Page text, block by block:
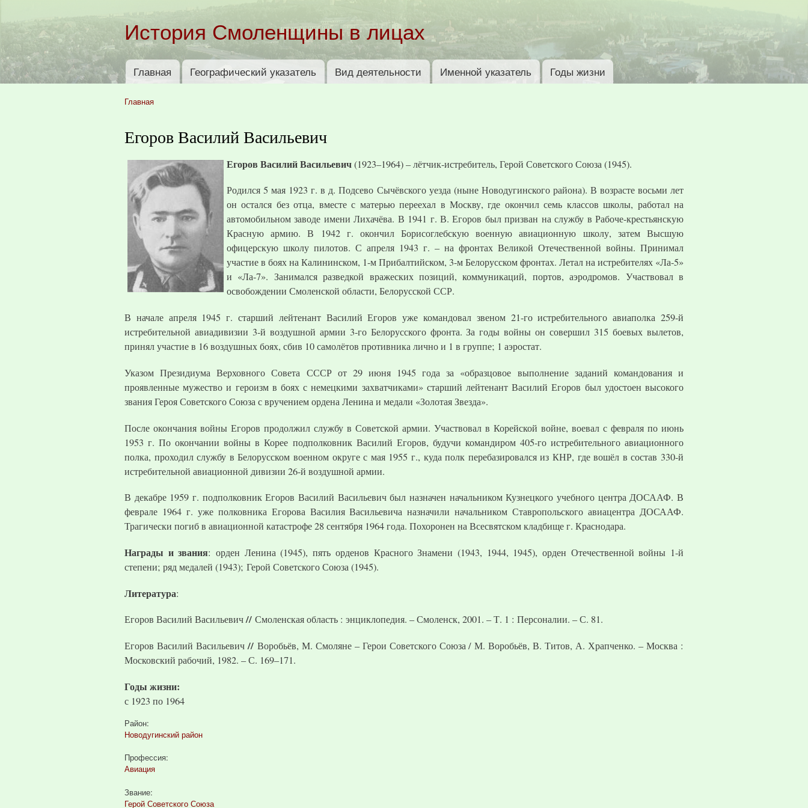
основному
содержанию
История Смоленщины в лицах
Главное меню
Главная Географический указатель Вид деятельности Именной указатель Годы жизни
Главная
Егоров Василий Васильевич
Егоров Василий Васильевич(1923–1964) – лётчик-истребитель, Герой Советского Союза (1945).
Родился 5 мая 1923 г. в д. Подсево Сычёвского уезда (ныне Новодугинского района). В возрасте восьми лет
он остался без отца, вместе с матерью переехал в Москву, где окончил семь классов школы, работал на
автомобильном заводе имени Лихачёва. В 1941 г. В. Егоров был призван на службу в Рабоче-крестьянскую
Красную армию. В 1942 г. окончил Борисоглебскую военную авиационную школу, затем Высшую
офицерскую школу пилотов. С апреля 1943 г. – на фронтах Великой Отечественной войны. Принимал
участие в боях на Калининском, 1-м Прибалтийском, 3-м Белорусском фронтах. Летал на истребителях «Ла-5»
и «Ла-7». Занимался разведкой вражеских позиций, коммуникаций, портов, аэродромов. Участвовал в
освобождении Смоленской области, Белорусской ССР.
В начале апреля 1945 г. старший лейтенант Василий Егоров уже командовал звеном 21-го истребительного авиаполка 259-й
истребительной авиадивизии 3-й воздушной армии 3-го Белорусского фронта. За годы войны он совершил 315 боевых вылетов,
принял участие в 16 воздушных боях, сбив 10 самолётов противника лично и 1 в группе; 1 аэростат.
Указом Президиума Верховного Совета СССР от 29 июня 1945 года за «образцовое выполнение заданий командования и
проявленные мужество и героизм в боях с немецкими захватчиками» старший лейтенант Василий Егоров был удостоен высокого
звания Героя Советского Союза с вручением ордена Ленина и медали «Золотая Звезда».
После окончания войны Егоров продолжил службу в Советской армии. Участвовал в Корейской войне, воевал с февраля по июнь
1953 г. По окончании войны в Корее подполковник Василий Егоров, будучи командиром 405-го истребительного авиационного
полка, проходил службу в Белорусском военном округе с мая 1955 г., куда полк перебазировался из КНР, где вошёл в состав 330-й
истребительной авиационной дивизии 26-й воздушной армии.
В декабре 1959 г. подполковник Егоров Василий Васильевич был назначен начальником Кузнецкого учебного центра ДОСААФ. В
феврале 1964 г. уже полковника Егорова Василия Васильевича назначили начальником Ставропольского авиацентра ДОСААФ.
Трагически погиб в авиационной катастрофе 28 сентября 1964 года. Похоронен на Всесвятском кладбище г. Краснодара.
Награды и звания: орден Ленина (1945), пять орденов Красного Знамени (1943, 1944, 1945), орден Отечественной войны 1-й
степени; ряд медалей (1943); Герой Советского Союза (1945).
Литература:
Егоров Василий Васильевич// Смоленская область : энциклопедия. – Смоленск, 2001. – Т. 1 : Персоналии. – С. 81.
Егоров Василий Васильевич// Воробьёв, М. Смоляне – Герои Советского Союза / М. Воробьёв, В. Титов, А. Храпченко. – Москва :
Московский рабочий, 1982. – С. 169–171.
Годы жизни:
с 1923 по 1964
Район:
Новодугинский район
Профессия:
Авиация
Звание:
Герой Советского Союза